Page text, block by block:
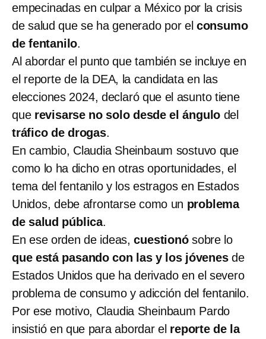
empecinadas en culpar a México por la crisis
de salud que se ha generado por el consumo
de fentanilo.
Al abordar el punto que también se incluye en
el reporte de la DEA, la candidata en las
elecciones 2024, declaró que el asunto tiene
que revisarse no solo desde el ángulo del
tráfico de drogas.
En cambio, Claudia Sheinbaum sostuvo que
como lo ha dicho en otras oportunidades, el
tema del fentanilo y los estragos en Estados
Unidos, debe afrontarse como un problema
de salud pública.
En ese orden de ideas,cuestionósobre lo
que está pasando con las y los jóvenesde
Estados Unidos que ha derivado en el severo
problema de consumo y adicción del fentanilo.
Por ese motivo, Claudia Sheinbaum Pardo
insistió en que para abordar el reporte de la